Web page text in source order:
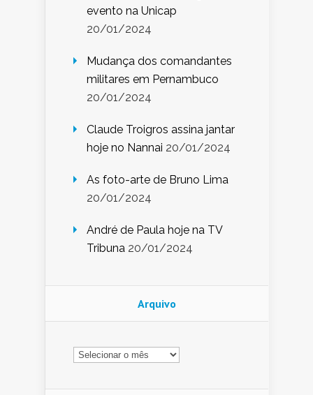
evento na Unicap
20/01/2024
Mudança dos comandantes
militares em Pernambuco
20/01/2024
Claude Troigros assina jantar
hoje no Nannai 20/01/2024
As foto-arte de Bruno Lima
20/01/2024
André de Paula hoje na TV
Tribuna 20/01/2024
Arquivo
Arquivo